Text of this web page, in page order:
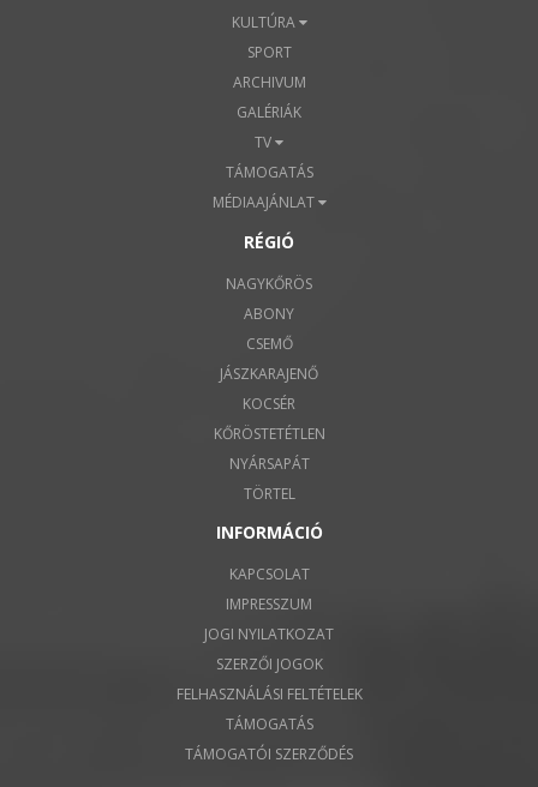
KULTÚRA
SPORT
ARCHIVUM
GALÉRIÁK
TV
TÁMOGATÁS
MÉDIAAJÁNLAT
RÉGIÓ
NAGYKŐRÖS
ABONY
CSEMŐ
JÁSZKARAJENŐ
KOCSÉR
KŐRÖSTETÉTLEN
NYÁRSAPÁT
TÖRTEL
INFORMÁCIÓ
KAPCSOLAT
IMPRESSZUM
JOGI NYILATKOZAT
SZERZŐI JOGOK
FELHASZNÁLÁSI FELTÉTELEK
TÁMOGATÁS
TÁMOGATÓI SZERZŐDÉS